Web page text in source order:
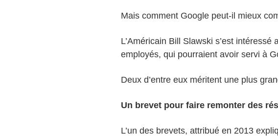
Mais comment Google peut-il mieux
L’Américain Bill Slawski s’est
employés, qui pourraient avoir servi à
Deux d’entre eux méritent une plus
Un brevet pour faire remonter des
L’un des brevets, attribué en 2013